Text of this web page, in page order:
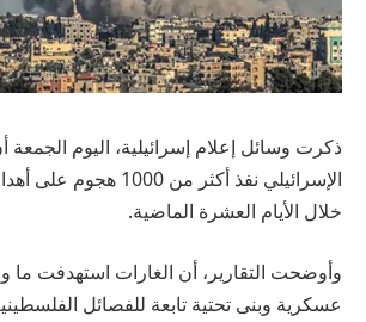
ذكرت وسائل إعلام إسرائيلية، اليوم
الإسرائيلي نفذ أكثر من
خلال الأيام العشرة الماضية.
وأوضحت التقارير، أن الغارات استهدفت ما
عسكرية وبنى تحتية تابعة للفصائل